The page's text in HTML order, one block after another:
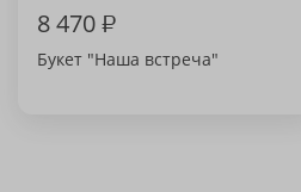
8 470₽
Букет "Наша встреча"